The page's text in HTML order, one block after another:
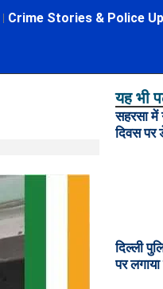
Crime Stories & Police
यह भी
सहरसा में
दिवस
दिल्ली
पर